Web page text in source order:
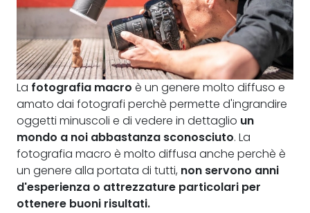
La fotografia macro è un genere molto diffuso e
amato dai fotografi perchè permette d'ingrandire
oggetti minuscoli e di vedere in dettaglio un
mondo a noi abbastanza sconosciuto. La
fotografia macro è molto diffusa anche perchè è
un genere alla portata di tutti, non servono anni
d'esperienza o attrezzature particolari per
ottenere buoni risultati.